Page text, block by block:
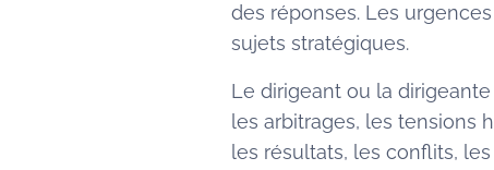
des réponses. Les
sujets stratégiques.
Le dirigeant ou la
les arbitrages, les tensions
les résultats, les conflits,